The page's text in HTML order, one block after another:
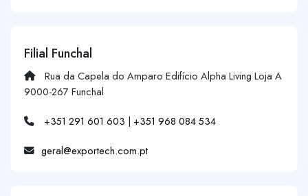
Filial Funchal
Rua da Capela do Amparo Edifício Alpha Living Loja A
9000-267 Funchal
+351 291 601 603 | +351 968 084 534
geral@exportech.com.pt